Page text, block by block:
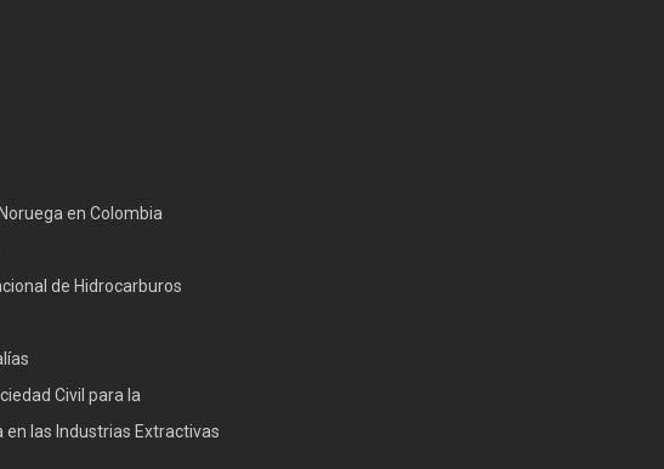
en Colombia
de Hidrocarburos
Civil para la
en las Industrias Extractivas